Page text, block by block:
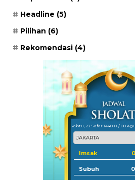
Headline (5)
Pilihan (6)
Rekomendasi (4)
Sabtu, 23 Safar 1448 H / 08
Imsak
Subuh